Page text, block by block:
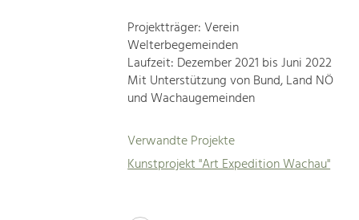
Projektträger: Verein
Welterbegemeinden
Laufzeit: Dezember 2021 bis Juni 2022
Mit Unterstützung von Bund, Land NÖ
und Wachaugemeinden
Verwandte Projekte
Kunstprojekt "Art Expedition Wachau"